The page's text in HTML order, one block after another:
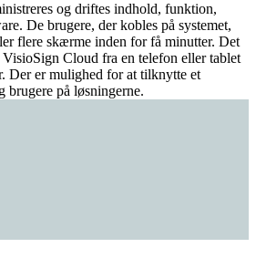
og driftes indhold, funktion,
De brugere, der kobles på systemet,
flere skærme inden for få minutter. Det
Cloud fra en telefon eller tablet
Der er mulighed for at tilknytte et
brugere på løsningerne.